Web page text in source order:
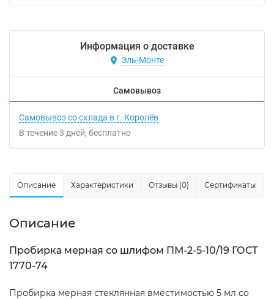
Информация о доставке
Эль-Монте
Самовывоз
Самовывоз со склада в г. Королёв
В течение3 дней Бесплатно
Описание Характеристики Отзывы (0) Сертификаты
Описание
Пробирка мерная со шлифом ПМ-2-5-10/19 ГОСТ
1770-74
Пробирка мерная стеклянная вместимостью 5 мл со